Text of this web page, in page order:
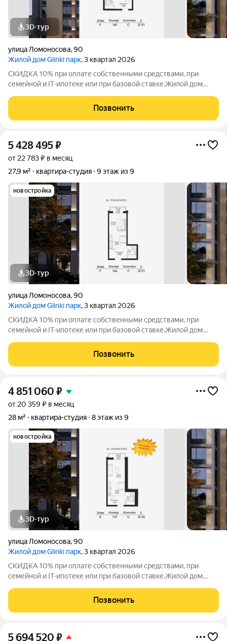
3D-тур
улица Ломоносова,90
Жилой дом Glinki парк, 3 квартал 2026
СКИДКА 10% при оплате собственными средствами, при
семейной и IT-ипотеке или при базовой ставке.Жилой дом
комфортной жизни в окружении зелени вокруг несколько
крупных парков и садов. Это 9-этажный
Позвонить
5 428 495₽
от 22 783 ₽ в месяц
27,9 м²
квартира-студия 9 этаж из 9
новостройка
3D-тур
улица Ломоносова,90
Жилой дом Glinki парк, 3 квартал 2026
СКИДКА 10% при оплате собственными средствами, при
семейной и IT-ипотеке или при базовой ставке.Жилой дом
комфортной жизни в окружении зелени вокруг несколько
крупных парков и садов. Это 9-этажный
Позвонить
4 851 060 ₽
от 20 359 ₽ в месяц
28 м²
квартира-студия 8 этаж из 9
новостройка
3D-тур
улица Ломоносова,90
Жилой дом Glinki парк, 3 квартал 2026
СКИДКА 10% при оплате собственными средствами, при
семейной и IT-ипотеке или при базовой ставке.Жилой дом
комфортной жизни в окружении зелени вокруг несколько
крупных парков и садов. Это 9-этажный
Позвонить
5 694 520 ₽